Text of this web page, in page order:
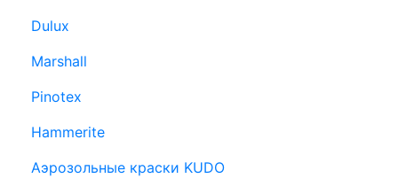
Dulux
Marshall
Pinotex
Hammerite
Аэрозольные краски KUDO